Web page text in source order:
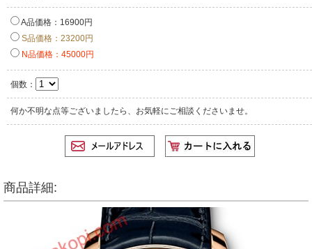
A品価格：16900円
S品価格：23200円
N品価格：45000円
個数：
何か不明な点等ございましたら、お気軽にご相談くださいませ。
商品詳細: